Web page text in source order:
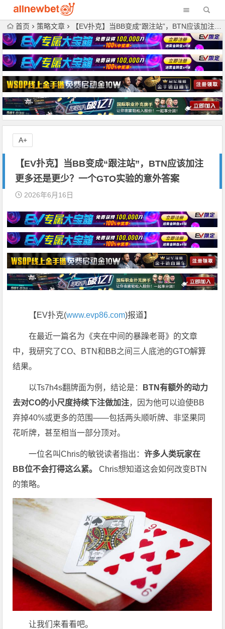
首页 策略文章 【EV扑克】当BB变成“跟注站”，BTN应该加注更多还是更少？一个GTO实验的意外答案
【EV扑克】当BB变成“跟注站”，BTN应该加注
更多还是更少？一个GTO实验的意外答案
2026年6月16日
【EV扑克(www.evp86.com)报道】
在最近一篇名为《夹在中间的暴躁老哥》的文章
中，我研究了CO、BTN和BB之间三人底池的GTO解算
结果。
以Ts7h4s翻牌面为例，结论是：
BTN有额外的动力
去对CO的小尺度持续下注做加注，因为他可以迫使BB
弃掉40%或更多的范围——包括两头顺听牌、非坚果同
花听牌，甚至相当一部分顶对。
一位名叫Chris的敏锐读者指出：许多人类玩家在
BB位不会打得这么紧。
Chris想知道这会如何改变BTN
的策略。
让我们来看看吧。
A+